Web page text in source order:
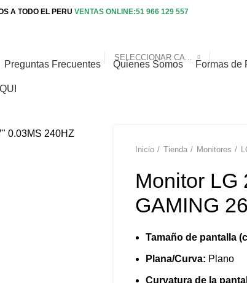
A TODO EL PERU VENTAS ONLINE:51 966 129 557
SELECCIONAR CATEGORIA
Preguntas Frecuentes Quienes Somos Formas de
Inicio Tienda Monitores
Monitor LG
GAMING
Tamaño de pantalla
Plana/Curva: Plano
Curvatura de la